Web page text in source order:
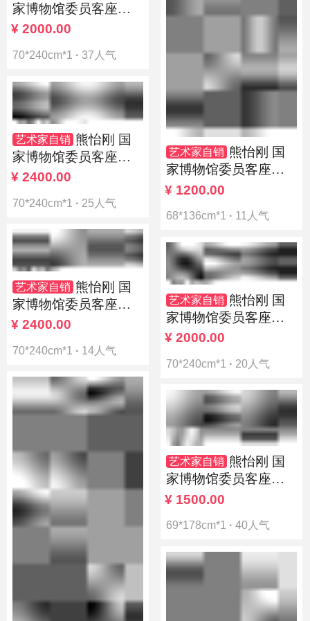
艺术家自销 熊怡刚 国
家博物馆委员客座教
授北京奥林匹克书画
¥ 1200.00
68*136cm*1 · 11人气
家博物馆委员客座教
授北京奥林匹克书画
¥ 2000.00
70*240cm*1 · 37人气
艺术家自销 熊怡刚 国
家博物馆委员客座教
授北京奥林匹克书画
¥ 2400.00
70*240cm*1 · 25人气
艺术家自销 熊怡刚 国
家博物馆委员客座教
授北京奥林匹克书画
¥ 2400.00
70*240cm*1 · 14人气
艺术家自销 熊怡刚 国
家博物馆委员客座教
授北京奥林匹克书画
¥ 2000.00
70*240cm*1 · 20人气
艺术家自销 熊怡刚 国
家博物馆委员客座教
授北京奥林匹克书画
¥ 1500.00
69*178cm*1 · 40人气